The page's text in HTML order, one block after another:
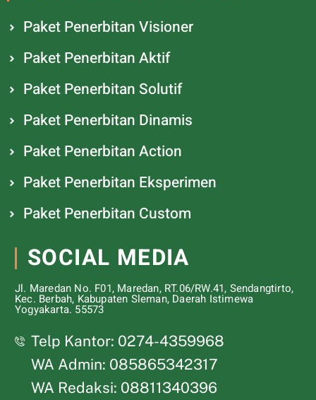
Paket Penerbitan Visioner
Paket Penerbitan Aktif
Paket Penerbitan Solutif
Paket Penerbitan Dinamis
Paket Penerbitan Action
Paket Penerbitan Eksperimen
Paket Penerbitan Custom
SOCIAL MEDIA
Jl. Maredan No. F01, Maredan, RT.06/RW.41, Sendangtirto,
Kec. Berbah, Kabupaten Sleman, Daerah Istimewa
Yogyakarta. 55573
Telp Kantor: 0274-4359968
WA Admin: 085865342317
WA Redaksi: 08811340396